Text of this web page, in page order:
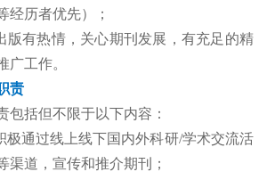
经历者优先）；
版有热情，关心期刊发展，有充足的精
广工作。
责
包括但不限于以下内容：
极通过线上线下国内外科研/学术交流活
渠道，宣传和推介期刊；